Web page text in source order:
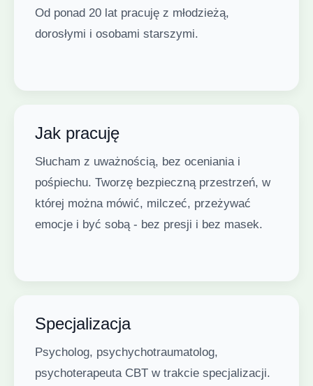
Od ponad 20 lat pracuję z młodzieżą,
dorosłymi i osobami starszymi.
Jak pracuję
Słucham z uważnością, bez oceniania i
pośpiechu. Tworzę bezpieczną przestrzeń, w
której można mówić, milczeć, przeżywać
emocje i być sobą - bez presji i bez masek.
Specjalizacja
Psycholog, psychychotraumatolog,
psychoterapeuta CBT w trakcie specjalizacji.